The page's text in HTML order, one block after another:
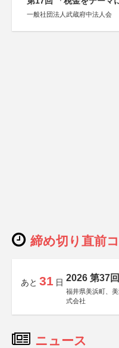
一般社団法人武蔵府中法人会
締め切り直前
あと 31 日 2026 第37
福井県美浜町、
式会社
ニュース